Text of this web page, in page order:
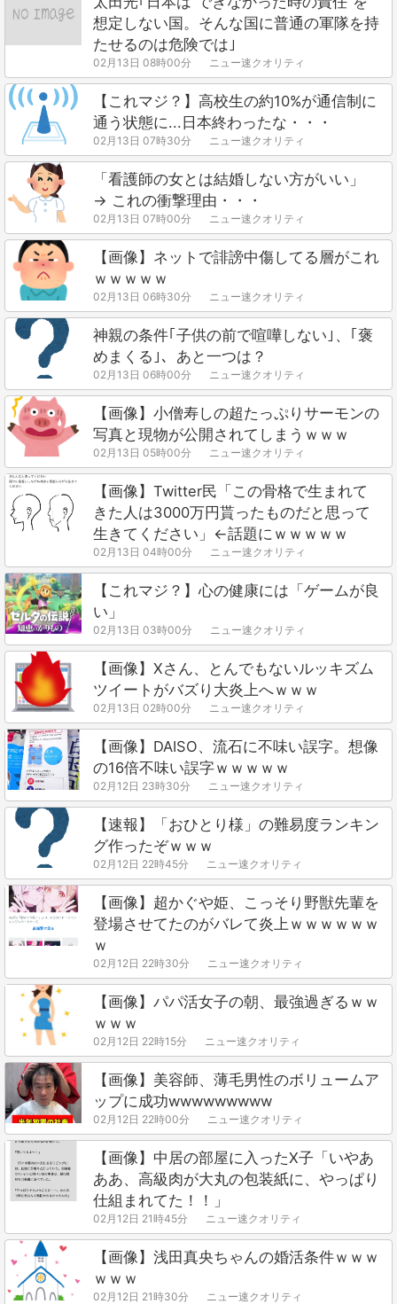
想定しない国。そんな国に普通の軍隊を持
たせるのは危険では｣
02月13日 08時00分 ニュー速クオリティ
【これマジ？】高校生の約10%が通信制に
通う状態に...日本終わったな・・・
02月13日 07時30分 ニュー速クオリティ
「看護師の女とは結婚しない方がいい」
→ これの衝撃理由・・・
02月13日 07時00分 ニュー速クオリティ
【画像】ネットで誹謗中傷してる層がこれ
ｗｗｗｗｗ
02月13日 06時30分 ニュー速クオリティ
神親の条件｢子供の前で喧嘩しない｣、｢褒
めまくる｣、あと一つは？
02月13日 06時00分 ニュー速クオリティ
【画像】小僧寿しの超たっぷりサーモンの
写真と現物が公開されてしまうｗｗｗ
02月13日 05時00分 ニュー速クオリティ
【画像】Twitter民「この骨格で生まれて
きた人は3000万円貰ったものだと思って
生きてください」←話題にｗｗｗｗｗ
02月13日 04時00分 ニュー速クオリティ
【これマジ？】心の健康には「ゲームが良
い」
02月13日 03時00分 ニュー速クオリティ
【画像】Xさん、とんでもないルッキズム
ツイートがバズり大炎上へｗｗｗ
02月13日 02時00分 ニュー速クオリティ
【画像】DAISO、流石に不味い誤字。想像
の16倍不味い誤字ｗｗｗｗｗ
02月12日 23時30分 ニュー速クオリティ
【速報】「おひとり様」の難易度ランキン
グ作ったぞｗｗｗ
02月12日 22時45分 ニュー速クオリティ
【画像】超かぐや姫、こっそり野獣先輩を
登場させてたのがバレて炎上ｗｗｗｗｗｗ
ｗ
02月12日 22時30分 ニュー速クオリティ
【画像】パパ活女子の朝、最強過ぎるｗｗ
ｗｗｗ
02月12日 22時15分 ニュー速クオリティ
【画像】美容師、薄毛男性のボリュームア
ップに成功wwwwwwwww
02月12日 22時00分 ニュー速クオリティ
【画像】中居の部屋に入ったX子「いやあ
ああ、高級肉が大丸の包装紙に、やっぱり
仕組まれてた！！」
02月12日 21時45分 ニュー速クオリティ
【画像】浅田真央ちゃんの婚活条件ｗｗｗ
ｗｗｗ
02月12日 21時30分 ニュー速クオリティ